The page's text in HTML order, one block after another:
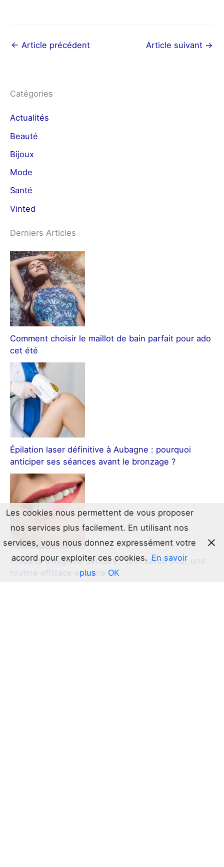
← Article précédent Article suivant →
Catégories
Actualités
Beauté
Bijoux
Mode
Santé
Vinted
Derniers Articles
Comment choisir le maillot de bain parfait pour ado
cet été
Épilation laser définitive à Aubagne : pourquoi
anticiper ses séances avant le bronzage ?
Produits d’hygiène dentaire : tout savoir pour une
routine efficace et saine
Les cookies nous permettent de vous proposer
nos services plus facilement. En utilisant nos
services, vous nous donnez expressément votre
accord pour exploiter ces cookies. En savoir
plus
OK